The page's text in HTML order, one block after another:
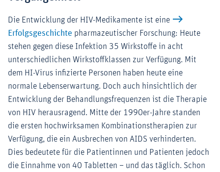
Die Entwicklung der HIV-Medikamente ist eine
Erfolgsgeschichte pharmazeutischer Forschung: Heute
stehen gegen diese Infektion 35 Wirkstoffe in acht
unterschiedlichen Wirkstoffklassen zur Verfügung. Mit
dem HI-Virus infizierte Personen haben heute eine
normale Lebenserwartung. Doch auch hinsichtlich der
Entwicklung der Behandlungsfrequenzen ist die Therapie
von HIV herausragend. Mitte der 1990er-Jahre standen
die ersten hochwirksamen Kombinationstherapien zur
Verfügung, die ein Ausbrechen von AIDS verhinderten.
Dies bedeutete für die Patientinnen und Patienten jedoch
die Einnahme von 40 Tabletten – und das täglich. Schon